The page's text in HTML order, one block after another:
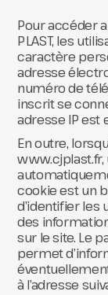
Pour accéder
PLAST, les
caractère
adresse
numéro de
inscrit se
adresse IP est
En outre,
www.cjplast.fr,
cookie est un
d’identifier les
des
sur le site. Le
permet
à l’adresse